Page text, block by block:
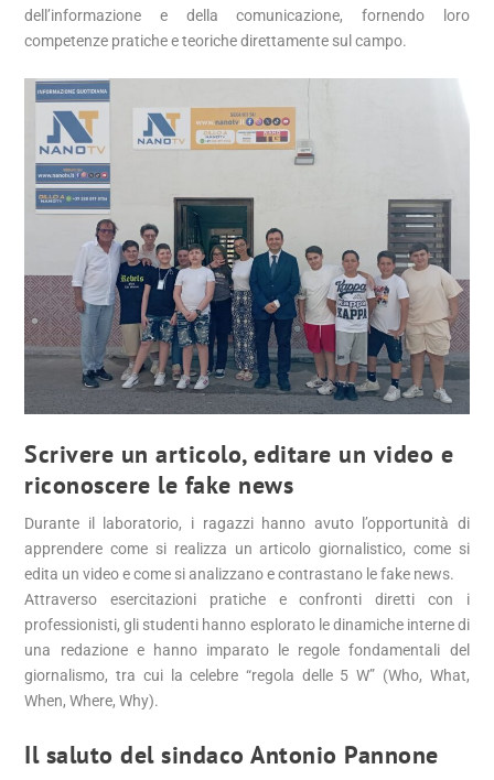
dell’informazione e della comunicazione, fornendo loro
competenze pratiche e teoriche direttamente sul campo.
Scrivere un articolo, editare un video e
riconoscere le fake news
Durante il laboratorio, i ragazzi hanno avuto l’opportunità di
apprendere come si realizza un articolo giornalistico, come si
edita un video e come si analizzano e contrastano le fake news.
Attraverso esercitazioni pratiche e confronti diretti con i
professionisti, gli studenti hanno esplorato le dinamiche interne di
una redazione e hanno imparato le regole fondamentali del
giornalismo, tra cui la celebre “regola delle 5 W” (Who, What,
When, Where, Why).
Il saluto del sindaco Antonio Pannone